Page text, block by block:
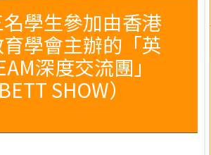
學生參加由香港
學會主辦的「英
深度交流團」
BETT SHOW）